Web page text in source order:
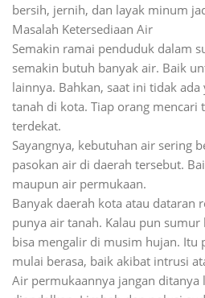
bersih, jernih, dan layak minum
Masalah Ketersediaan Air
Semakin ramai penduduk dalam
semakin butuh banyak air. Baik
lainnya. Bahkan, saat ini tidak
tanah di kota. Tiap orang mencari
terdekat.
Sayangnya, kebutuhan air sering
pasokan air di daerah tersebut.
maupun air permukaan.
Banyak daerah kota atau dataran
punya air tanah. Kalau pun
bisa mengalir di musim hujan. Itu
mulai berasa, baik akibat intrusi
Air permukaannya jangan ditanya